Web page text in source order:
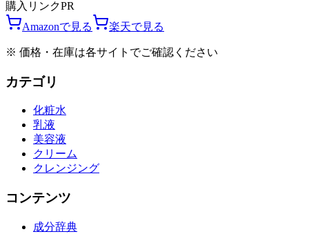
購入リンクPR
Amazonで見る
楽天で見る
※ 価格・在庫は各サイトでご確認ください
カテゴリ
化粧水
乳液
美容液
クリーム
クレンジング
コンテンツ
成分辞典